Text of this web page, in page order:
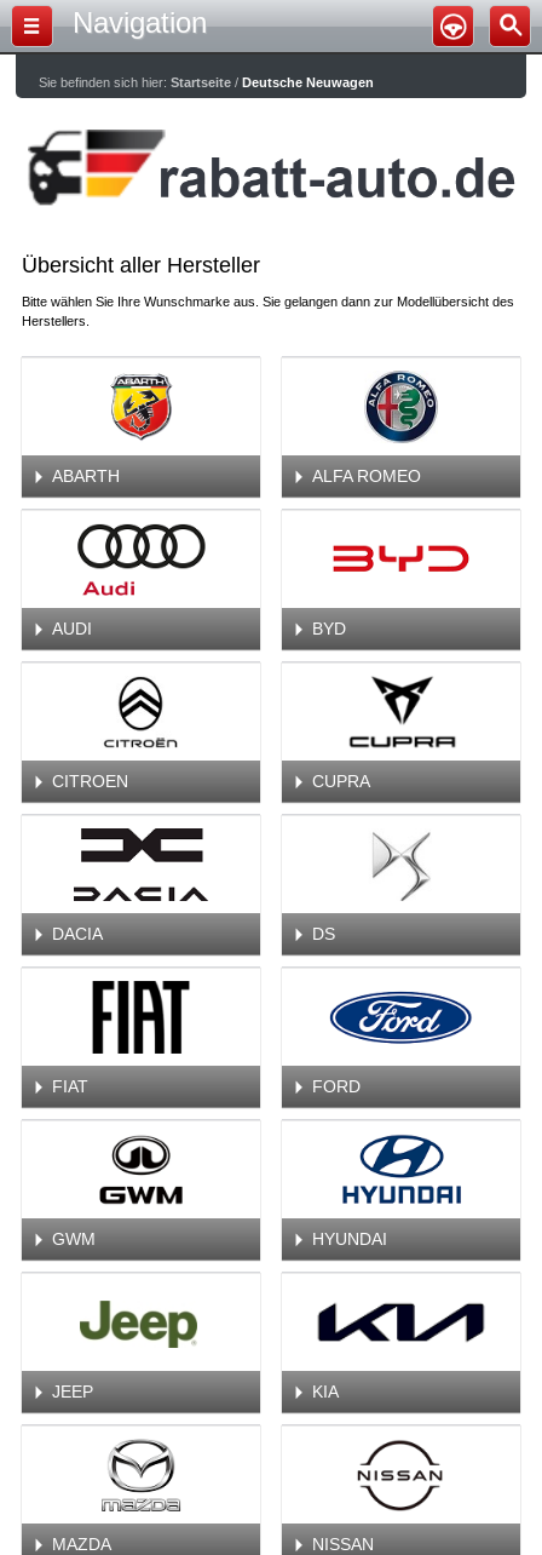
Navigation
Sie befinden sich hier:Startseite /Deutsche Neuwagen
Übersicht aller Hersteller
Bitte wählen Sie Ihre Wunschmarke aus. Sie gelangen dann zur Modellübersicht des
Herstellers.
ABARTH ALFA ROMEO
AUDI BYD
CITROEN CUPRA
DACIA DS
FIAT FORD
GWM HYUNDAI
JEEP KIA
MAZDA NISSAN